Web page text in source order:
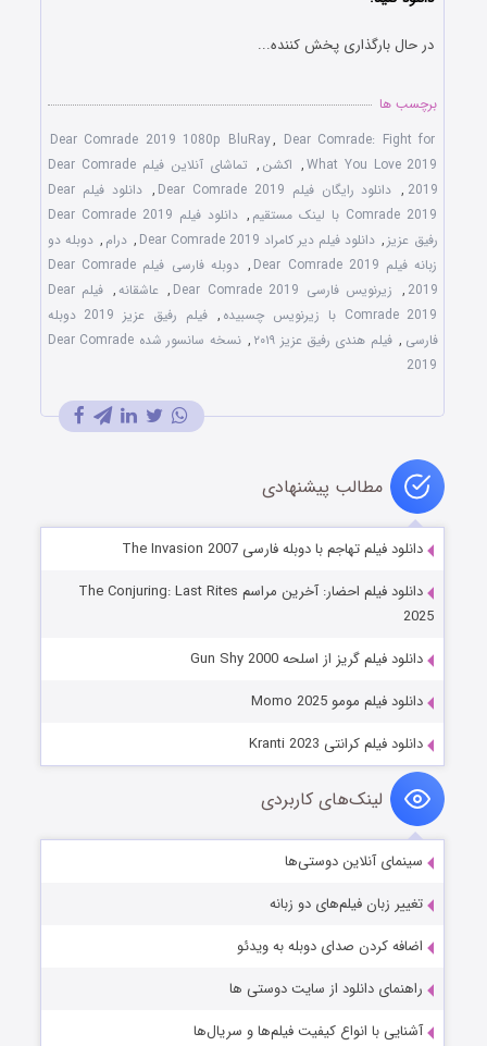
در حال بارگذاری پخش کننده...
برچسب ها
Dear Comrade 2019 1080p BluRay, Dear Comrade: Fight for
What You Love 2019
, اکشن ,
تماشای آنلاین فیلم Dear Comrade
2019
, دانلود رایگان فیلم Dear Comrade 2019 ,
دانلود فیلم Dear
Comrade 2019 با لینک مستقیم
,
دانلود فیلم Dear Comrade 2019
رفیق عزیز , دانلود فیلم دیر کامراد Dear Comrade 2019 , درام , دوبله دو
زبانه فیلم Dear Comrade 2019
,
دوبله فارسی فیلم Dear Comrade
2019
, زیرنویس فارسی Dear Comrade 2019 , عاشقانه,
فیلم Dear
Comrade 2019 با زیرنویس چسبیده
,
فیلم رفیق عزیز 2019 دوبله
فارسی , فیلم هندی رفیق عزیز ۲۰۱۹ ,
نسخه سانسور شده Dear Comrade
2019
مطالب پیشنهادی
دانلود فیلم تهاجم با دوبله فارسی The Invasion 2007
دانلود فیلم احضار: آخرین مراسم The Conjuring: Last Rites
2025
دانلود فیلم گریز از اسلحه Gun Shy 2000
دانلود فیلم مومو Momo 2025
دانلود فیلم کرانتی Kranti 2023
لینک‌های کاربردی
سینمای آنلاین دوستی‌ها
تغییر زبان فیلم‌های دو زبانه
اضافه کردن صدای دوبله به ویدئو
راهنمای دانلود از سایت دوستی ها
آشنایی با انواع کیفیت فیلم‌ها و سریال‌ها